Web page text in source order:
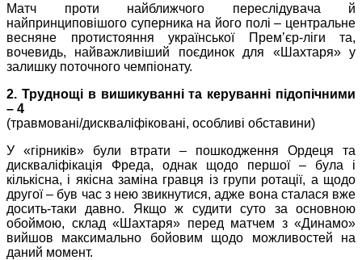
Матч проти найближчого переслідувача й
найпринциповішого суперника на його полі – центральне
весняне протистояння української Прем’єр-ліги та,
вочевидь, найважливіший поєдинок для «Шахтаря» у
залишку поточного чемпіонату.
2. Труднощі в вишикуванні та керуванні підопічними
– 4
(травмовані/дискваліфіковані, особливі обставини)
У «гірників» були втрати – пошкодження Ордеця та
дискваліфікація Фреда, однак щодо першої – була і
кількісна, і якісна заміна гравця із групи ротації, а щодо
другої – був час з нею звикнутися, адже вона сталася вже
досить-таки давно. Якщо ж судити суто за основною
обоймою, склад «Шахтаря» перед матчем з «Динамо»
вийшов максимально бойовим щодо можливостей на
даний момент.